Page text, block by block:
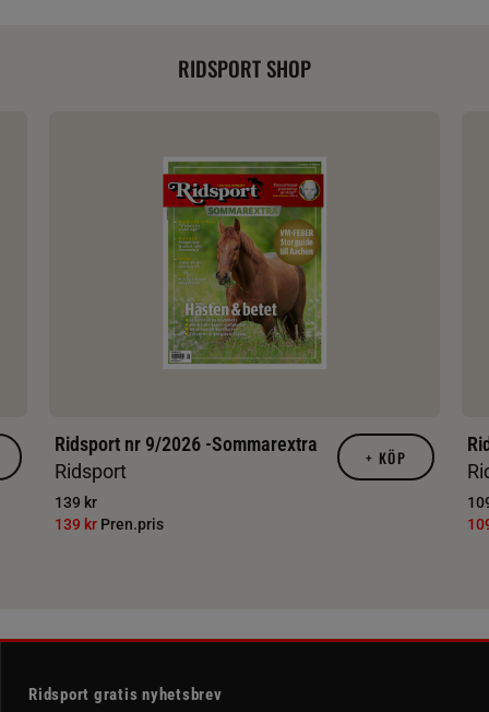
RIDSPORT SHOP
Ridsport nr 9/2026 -Sommarextra
Ridsport
139 kr
139 kr Pren.pris
+ KÖP
Ridsport gratis nyhetsbrev